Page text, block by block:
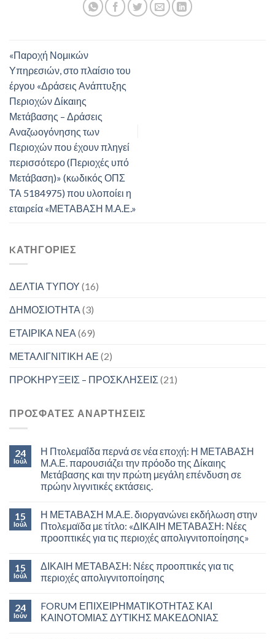
«Παροχή Νομικών
Υπηρεσιών, στο πλαίσιο του
έργου «Δράσεις Ανάπτυξης
Περιοχών Δίκαιης
Μετάβασης – Δράσεις
Αναζωογόνησης των
Περιοχών που έχουν πληγεί
περισσότερο (Περιοχές υπό
Μετάβαση)» (κωδικός ΟΠΣ
ΤΑ 5184975) που υλοποίει η
εταιρεία «ΜΕΤΑΒΑΣΗ Μ.Α.Ε.»
KΑΤΗΓΟΡΊΕΣ
ΔΕΛΤΙΑ ΤΥΠΟΥ (16)
ΔΗΜΟΣΙΟΤΗΤΑ (3)
ΕΤΑΙΡΙΚΑ ΝΕΑ (69)
ΜΕΤΑΛΙΓΝΙΤΙΚΗ ΑΕ (2)
ΠΡΟΚΗΡΥΞΕΙΣ – ΠΡΟΣΚΛΗΣΕΙΣ (21)
ΠΡΟΣΦΑΤΕΣ ΑΝΑΡΤΗΣΕΙΣ
24
Ιούλ
Η Πτολεμαΐδα περνά σε νέα εποχή: Η ΜΕΤΑΒΑΣΗ
Μ.Α.Ε. παρουσιάζει την πρόοδο της Δίκαιης
Μετάβασης και την πρώτη μεγάλη επένδυση σε
πρώην λιγνιτικές εκτάσεις.
15
Ιούλ
Η ΜΕΤΑΒΑΣΗ Μ.Α.Ε. διοργανώνει εκδήλωση στην
Πτολεμαϊδα με τίτλο: «ΔΙΚΑΙΗ ΜΕΤΑΒΑΣΗ: Νέες
προοπτικές για τις περιοχές απολιγνιτοποίησης»
15
Ιούλ
ΔΙΚΑΙΗ ΜΕΤΑΒΑΣΗ: Νέες προοπτικές για τις
περιοχές απολιγνιτοποίησης
24
Ιούν
FORUM ΕΠΙΧΕΙΡΗΜΑΤΙΚΟΤΗΤΑΣ ΚΑΙ
ΚΑΙΝΟΤΟΜΙΑΣ ΔΥΤΙΚΗΣ ΜΑΚΕΔΟΝΙΑΣ